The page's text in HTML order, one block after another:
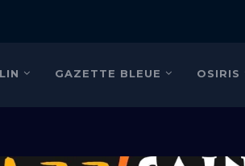
GAZETTE BLEUE OSIRIS